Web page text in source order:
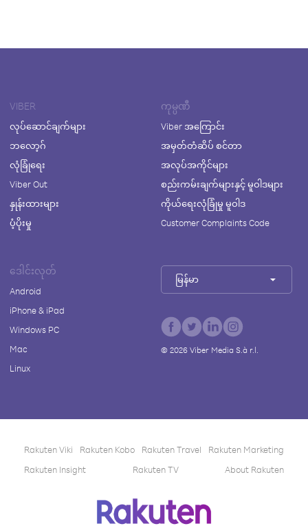
VIBER
လုပ်ဆောင်ချက်များ
ဘလော့ဂ်
လုံခြုံရေး
Viber Out
နှုန်းထားများ
ပံ့ပိုးမှု
ကုမ္ပဏီ
Viber အကြောင်း
အမှတ်တံဆိပ် စင်တာ
အလုပ်အကိုင်များ
စည်းကမ်းချက်များနှင့် မူဝါဒများ
ကိုယ်ရေးလုံခြုံမှု မူဝါဒ
Customer Complaints Code
ဒေါင်းလုတ်
Android
iPhone & iPad
Windows PC
Mac
Linux
မြန်မာ
© 2026Viber Media S.à r.l.
Rakuten Viki Rakuten Kobo Rakuten Travel
Rakuten Marketing
Rakuten Insight
Rakuten TV About Rakuten